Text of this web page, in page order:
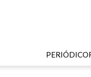
PERIÓDICO